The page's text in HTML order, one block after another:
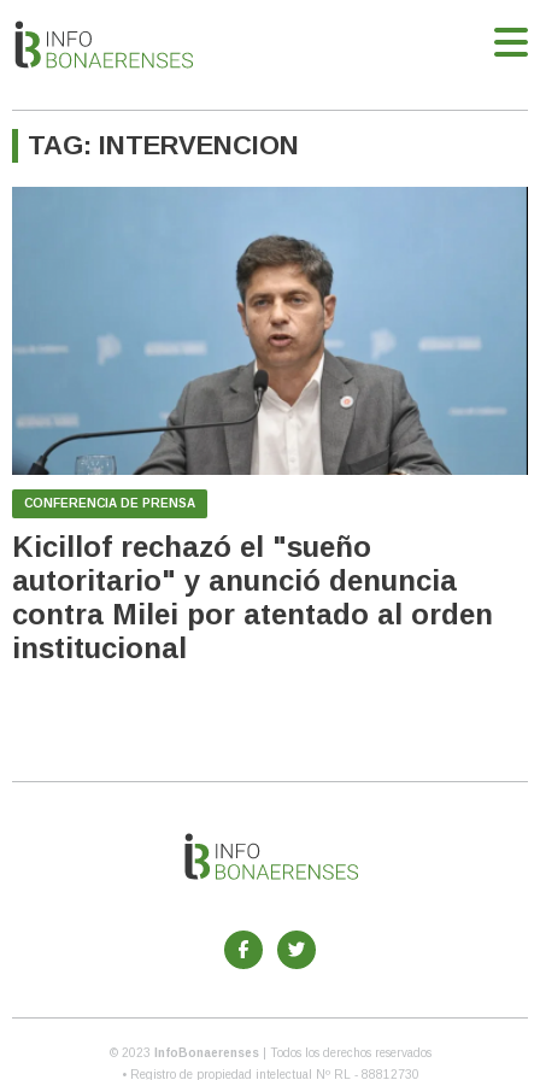
TAG: INTERVENCION
CONFERENCIA DE PRENSA
Kicillof rechazó el "sueño
autoritario" y anunció denuncia
contra Milei por atentado al orden
institucional
© 2023 InfoBonaerenses
| Todos los derechos reservados
• Registro de propiedad intelectual Nº RL - 88812730